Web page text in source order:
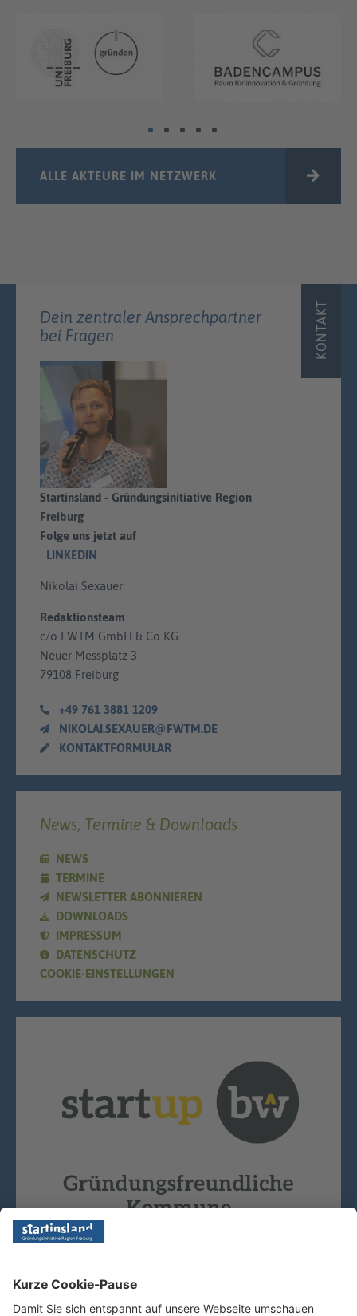
ALLE AKTEURE IM NETZWERK
KONTAKT
Dein zentraler Ansprechpartner
bei Fragen
Startinsland - Gründungsinitiative Region
Freiburg
Folge uns jetzt auf
LINKEDIN
Nikolai Sexauer
Redaktionsteam
c/o FWTM GmbH & Co KG
Neuer Messplatz 3
79108 Freiburg
+49 761 3881 1209
NIKOLAI.SEXAUER@FWTM.DE
KONTAKTFORMULAR
News, Termine & Downloads
NEWS
TERMINE
NEWSLETTER ABONNIEREN
DOWNLOADS
IMPRESSUM
DATENSCHUTZ
COOKIE-EINSTELLUNGEN